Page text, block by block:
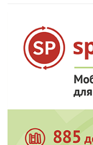
Артымук Наталья
главный внештатный
акушерству,
Сибирском
акушерства и
президент
организации
Цхай Виталий
кафедрой
лечебного факультета